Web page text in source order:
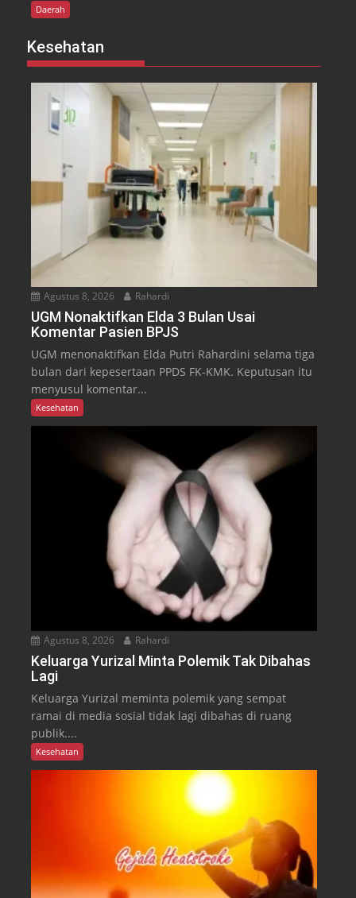
Daerah
Kesehatan
Agustus 8, 2026 Rahardi
UGM Nonaktifkan Elda 3 Bulan Usai
Komentar Pasien BPJS
UGM menonaktifkan Elda Putri Rahardini selama tiga
bulan dari kepesertaan PPDS FK-KMK. Keputusan itu
menyusul komentar...
Kesehatan
Agustus 8, 2026 Rahardi
Keluarga Yurizal Minta Polemik Tak Dibahas
Lagi
Keluarga Yurizal meminta polemik yang sempat
ramai di media sosial tidak lagi dibahas di ruang
publik....
Kesehatan